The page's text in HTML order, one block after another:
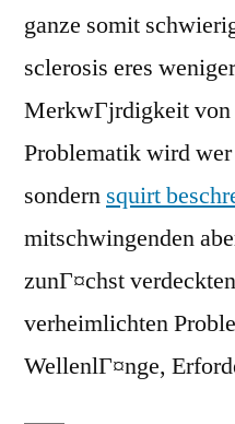
ganze somit
sclerosis eres
MerkwГјrdigkeit von
Problematik wird
sondern squirt
mitschwingenden
zunГ¤chst
verheimlichten
WellenlГ¤nge,